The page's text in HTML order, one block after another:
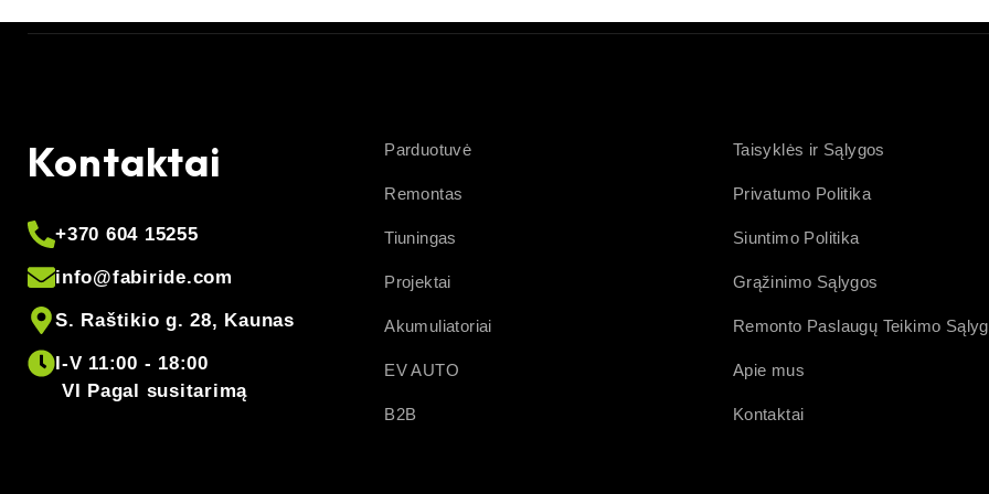
Kontaktai
+370 604 15255
info@fabiride.com
S. Raštikio g. 28, Kaunas
I-V 11:00 - 18:00
VI Pagal susitarimą
Parduotuvė
Remontas
Tiuningas
Projektai
Akumuliatoriai
EV AUTO
B2B
Taisyklės ir Sąlygos
Privatumo Politika
Siuntimo Politika
Grąžinimo Sąlygos
Remonto Paslaugų Teikimo
Apie mus
Kontaktai